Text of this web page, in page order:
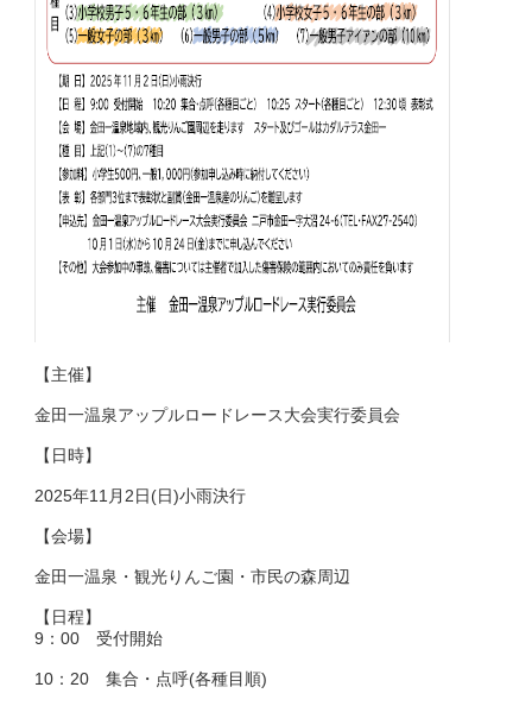
【主催】
金田一温泉アップルロードレース大会実行委員会
【日時】
2025年11月2日(日)小雨決行
【会場】
金田一温泉・観光りんご園・市民の森周辺
【日程】
9：00 受付開始
10：20 集合・点呼(各種目順)